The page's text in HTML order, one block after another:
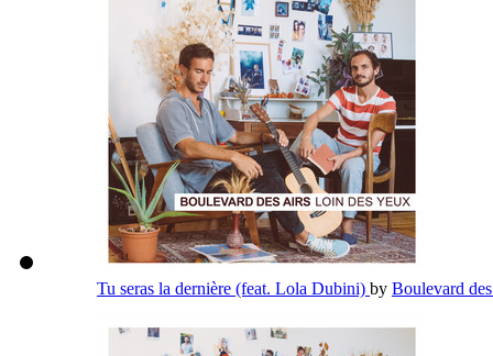
Tu seras la dernière (feat. Lola Dubini) by Boulevard